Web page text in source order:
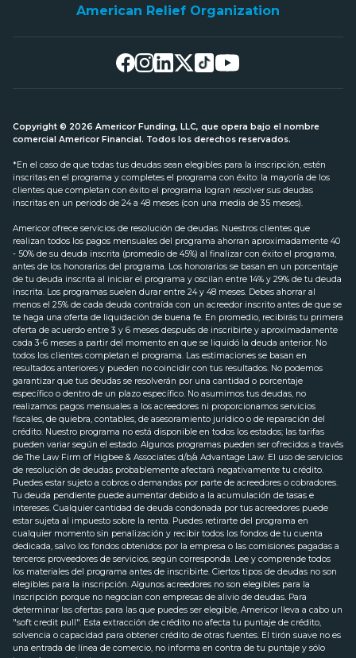
American Relief Organization
Copyright © 2026 Americor Funding, LLC, que opera bajo el nombre
comercial Americor Financial. Todos los derechos reservados.
*En el caso de que todas tus deudas sean elegibles para la inscripción, estén
inscritas en el programa y completes el programa con éxito: la mayoría de los
clientes que completan con éxito el programa logran resolver sus deudas
inscritas en un periodo de 24 a 48 meses (con una media de 35 meses).
Americor ofrece servicios de resolución de deudas. Nuestros clientes que
realizan todos los pagos mensuales del programa ahorran aproximadamente 40
- 50% de su deuda inscrita (promedio de 45%) al finalizar con éxito el programa,
antes de los honorarios del programa. Los honorarios se basan en un porcentaje
de tu deuda inscrita al iniciar el programa y oscilan entre 14% y 29% de tu deuda
inscrita. Los programas suelen durar entre 24 y 48 meses. Debes ahorrar al
menos el 25% de cada deuda contraída con un acreedor inscrito antes de que se
te haga una oferta de liquidación de buena fe. En promedio, recibirás tu primera
oferta de acuerdo entre 3 y 6 meses después de inscribirte y aproximadamente
cada 3-6 meses a partir del momento en que se liquidó la deuda anterior. No
todos los clientes completan el programa. Las estimaciones se basan en
resultados anteriores y pueden no coincidir con tus resultados. No podemos
garantizar que tus deudas se resolverán por una cantidad o porcentaje
específico o dentro de un plazo específico. No asumimos tus deudas, no
realizamos pagos mensuales a los acreedores ni proporcionamos servicios
fiscales, de quiebra, contables, de asesoramiento jurídico o de reparación del
crédito. Nuestro programa no está disponible en todos los estados; las tarifas
pueden variar según el estado. Algunos programas pueden ser ofrecidos a través
de The Law Firm of Higbee & Associates d/b/a Advantage Law. El uso de servicios
de resolución de deudas probablemente afectará negativamente tu crédito.
Puedes estar sujeto a cobros o demandas por parte de acreedores o cobradores.
Tu deuda pendiente puede aumentar debido a la acumulación de tasas e
intereses. Cualquier cantidad de deuda condonada por tus acreedores puede
estar sujeta al impuesto sobre la renta. Puedes retirarte del programa en
cualquier momento sin penalización y recibir todos los fondos de tu cuenta
dedicada, salvo los fondos obtenidos por la empresa o las comisiones pagadas a
terceros proveedores de servicios, según corresponda. Lee y comprende todos
los materiales del programa antes de inscribirte. Ciertos tipos de deudas no son
elegibles para la inscripción. Algunos acreedores no son elegibles para la
inscripción porque no negocian con empresas de alivio de deudas. Para
determinar las ofertas para las que puedes ser elegible, Americor lleva a cabo un
"soft credit pull". Esta extracción de crédito no afecta tu puntaje de crédito,
solvencia o capacidad para obtener crédito de otras fuentes. El tirón suave no es
una entrada de línea de comercio, no informa en contra de tu puntaje y sólo